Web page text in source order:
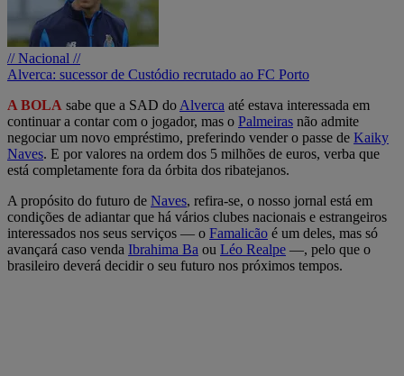
// Nacional //
Alverca: sucessor de Custódio recrutado ao FC Porto
A BOLA sabe que a SAD do Alverca até estava interessada em
continuar a contar com o jogador, mas o Palmeiras não admite
negociar um novo empréstimo, preferindo vender o passe de Kaiky
Naves. E por valores na ordem dos 5 milhões de euros, verba que
está completamente fora da órbita dos ribatejanos.
A propósito do futuro de Naves, refira-se, o nosso jornal está em
condições de adiantar que há vários clubes nacionais e estrangeiros
interessados nos seus serviços — o Famalicão é um deles, mas só
avançará caso venda Ibrahima Ba ou Léo Realpe —, pelo que o
brasileiro deverá decidir o seu futuro nos próximos tempos.